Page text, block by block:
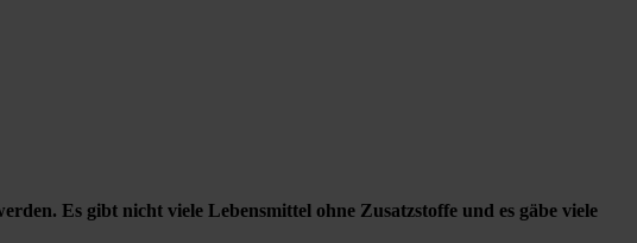
Es gibt nicht viele Lebensmittel ohne Zusatzstoffe und es gäbe viele